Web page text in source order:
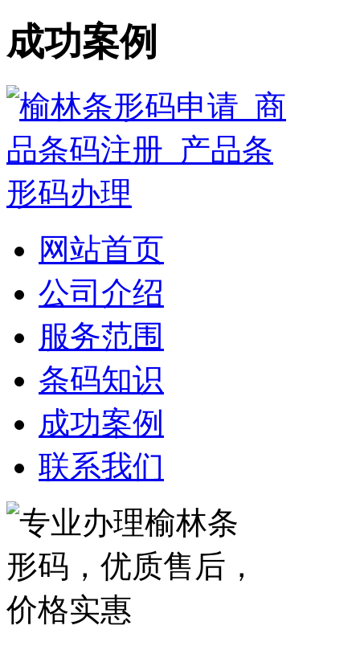
成功案例
网站首页
公司介绍
服务范围
条码知识
成功案例
联系我们